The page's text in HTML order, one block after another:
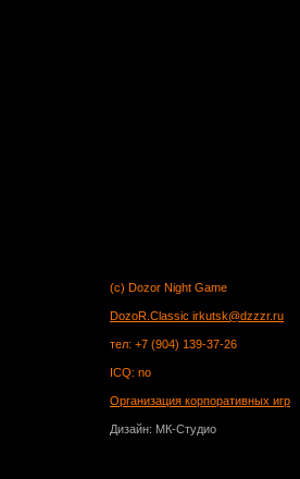
(c) Dozor Night Game
DozoR.Classic irkutsk@dzzzr.ru
тел: +7 (904) 139-37-26
ICQ: no
Организация корпоративных игр
Дизайн: МК-Студио